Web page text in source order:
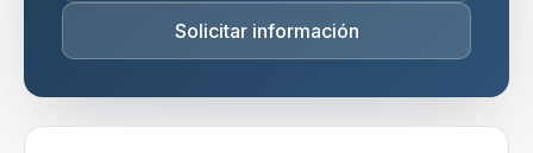
Solicitar información